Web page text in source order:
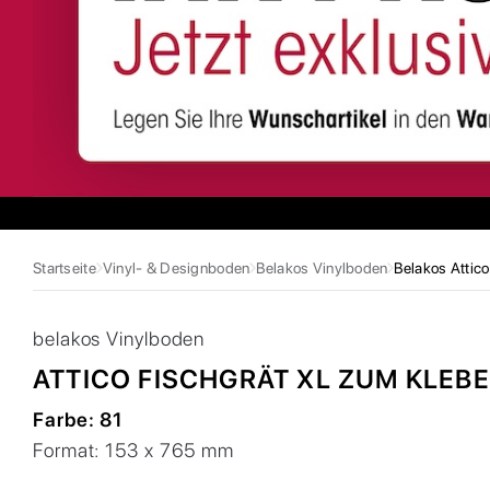
Startseite Vinyl- & Designboden Belakos Vinylboden Belakos Attico
belakosVinylboden
ATTICO FISCHGRÄT XL ZUM
Farbe:81
Format:153 x 765 mm